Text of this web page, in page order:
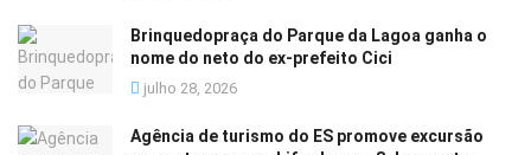
Brinquedopraça do Parque da Lagoa ganha o
nome do neto do ex-prefeito Cici
julho 28, 2026
Agência de turismo do ES promove excursão